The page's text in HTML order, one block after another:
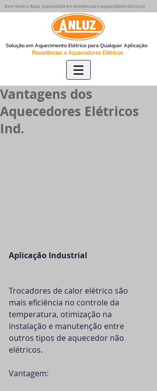
Bem-vindo à Anluz, especialista em resistências e aquecedores elétricos!
Solução em Aquecimento Elétrico para Qualquer Aplicação
Resistências e Aquecedores Elétricos
Vantagens dos
Aquecedores Elétricos
Ind.
Aplicação Industrial
Trocadores de calor elétrico são
mais eficiência no controle da
temperatura, otimização na
instalação e manutenção entre
outros tipos de aquecedor não
elétricos.
Vantagem: